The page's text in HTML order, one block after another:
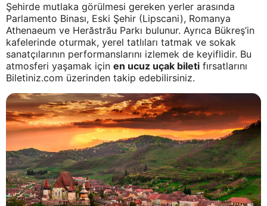
Şehirde mutlaka görülmesi gereken yerler arasında
Parlamento Binası, Eski Şehir (Lipscani), Romanya
Athenaeum ve Herăstrău Parkı bulunur. Ayrıca Bükreş’in
kafelerinde oturmak, yerel tatlıları tatmak ve sokak
sanatçılarının performanslarını izlemek de keyiflidir. Bu
atmosferi yaşamak için en ucuz uçak bileti fırsatlarını
Biletiniz.com üzerinden takip edebilirsiniz.